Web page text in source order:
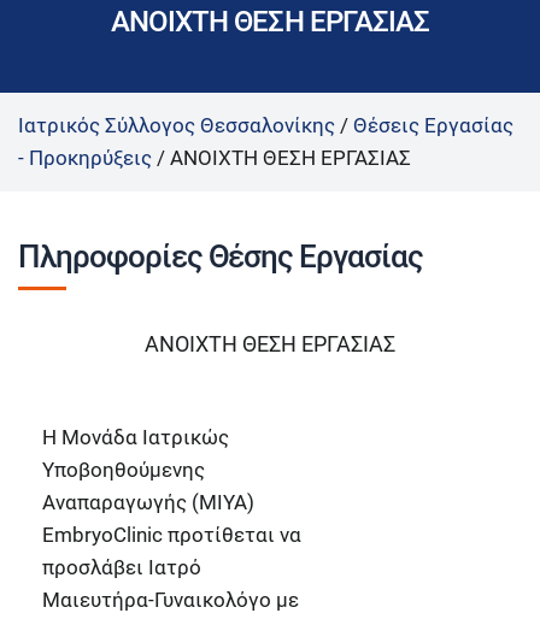
m
ΑΝΟΙΧΤΗ ΘΕΣH ΕΡΓΑΣΙΑΣ
Ιατρικός Σύλλογος Θεσσαλονίκης / Θέσεις Εργασίας
- Προκηρύξεις / ΑΝΟΙΧΤΗ ΘΕΣH ΕΡΓΑΣΙΑΣ
Πληροφορίες Θέσης Εργασίας
ΑΝΟΙΧΤΗ ΘΕΣH ΕΡΓΑΣΙΑΣ
Η Μονάδα Ιατρικώς
Υποβοηθούμενης
Αναπαραγωγής (ΜΙΥΑ)
EmbryoClinic προτίθεται να
προσλάβει Ιατρό
Μαιευτήρα-Γυναικολόγο με